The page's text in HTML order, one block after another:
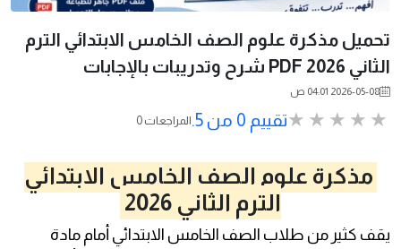
تحميل مذكرة علوم الصف الخامس الابتدائي الترم
الثاني 2026 PDF شرح وتدريبات بالإجابات
2026-05-08 04:01 ص
تقييم 0 من 5. 0 المراجعات
مذكرة علوم الصف الخامس الابتدائي
الترم الثاني 2026
يقف كثير من طلاب الصف الخامس الابتدائي أمام مادة